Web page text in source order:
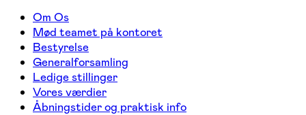
Om Os
Mød teamet på kontoret
Bestyrelse
Generalforsamling
Ledige stillinger
Vores værdier
Åbningstider og praktisk info